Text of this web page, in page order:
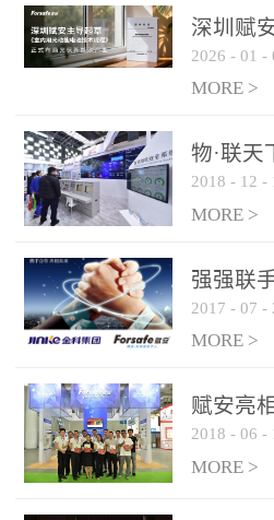
传统的火灾关测器无法被
及时缺发，不能及早发现
和有效扑救火火，这不仅
力和闲难，同时也将造成
巨大的经济损失和社会影
响，基至还会造成人员伤
亡。图像型火灾探测器正
是针对这种高大空间建筑
物的消防设施、设备通过
现场图像的实时获取、预
处理和特征提取分析，实
现火焰的跟踪和识别。能
更早的进行预警，达到早
报早防的效果。 系统构
成示意图： 图像型火灾
深圳赋
光动能
布局光
2026 - 01 -
MORE >
物·联
赋安
满落幕
2018 - 12 -
MORE >
强强联
集团达
2017 - 07 -
MORE >
赋安亮
慧消防
2018 - 06 -
MORE >